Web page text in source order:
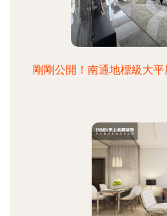
剛剛公開！南通地標級大